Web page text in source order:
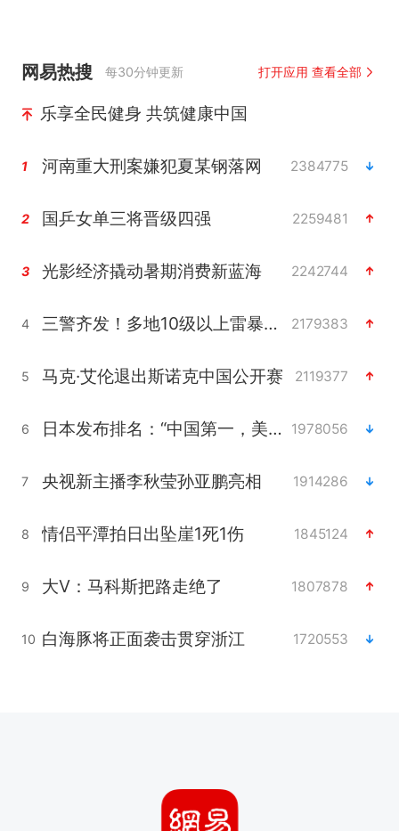
网易热搜 每30分钟更新 打开应用 查看全部
乐享全民健身 共筑健康中国
1 河南重大刑案嫌犯夏某钢落网 2384775
2 国乒女单三将晋级四强 2259481
3 光影经济撬动暑期消费新蓝海 2242744
4 三警齐发！多地10级以上雷暴大风 2179383
5 马克·艾伦退出斯诺克中国公开赛 2119377
6 日本发布排名：“中国第一，美日德韩英法居后” 1978056
7 央视新主播李秋莹孙亚鹏亮相 1914286
8 情侣平潭拍日出坠崖1死1伤 1845124
9 大V：马科斯把路走绝了 1807878
10 白海豚将正面袭击贯穿浙江 1720553